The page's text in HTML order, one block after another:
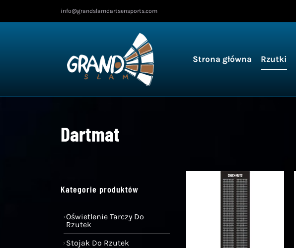
info@grandslamdartsensports.com
Strona główna Rzutki
Dartmat
Kategorie produktów
Oświetlenie Tarczy Do
Rzutek
Stojak Do Rzutek